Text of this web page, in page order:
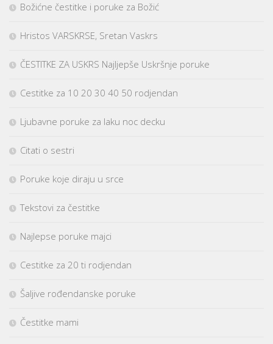
Božićne čestitke i poruke za Božić
Hristos VARSKRSE, Sretan Vaskrs
ČESTITKE ZA USKRS Najljepše Uskršnje poruke
Cestitke za 10 20 30 40 50 rodjendan
Ljubavne poruke za laku noc decku
Citati o sestri
Poruke koje diraju u srce
Tekstovi za čestitke
Najlepse poruke majci
Cestitke za 20 ti rodjendan
Šaljive rođendanske poruke
Čestitke mami